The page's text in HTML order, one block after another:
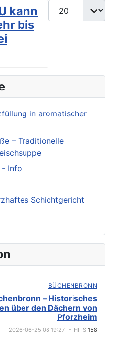
Anzeige #
kann
bis
in aromatischer
– Traditionelle
- Info
Schichtgericht
BÜCHENBRONN
– Historisches
über den Dächern von
Pforzheim
2026-06-25 08:19:27 HITS 158